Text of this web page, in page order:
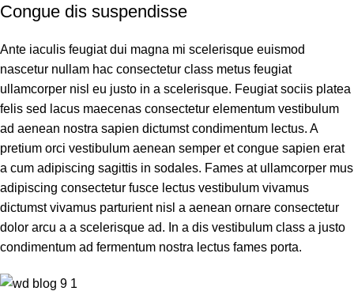
Congue dis suspendisse
Ante iaculis feugiat dui magna mi scelerisque euismod
nascetur nullam hac consectetur class metus feugiat
ullamcorper nisl eu justo in a scelerisque. Feugiat sociis platea
felis sed lacus maecenas consectetur elementum vestibulum
ad aenean nostra sapien dictumst condimentum lectus. A
pretium orci vestibulum aenean semper et congue sapien erat
a cum adipiscing sagittis in sodales. Fames at ullamcorper mus
adipiscing consectetur fusce lectus vestibulum vivamus
dictumst vivamus parturient nisl a aenean ornare consectetur
dolor arcu a a scelerisque ad. In a dis vestibulum class a justo
condimentum ad fermentum nostra lectus fames porta.